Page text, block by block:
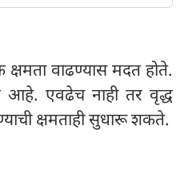
वाढण्यास मदत होते.
आहे. एवढेच नाही तर वृद्ध
क्षमताही सुधारू शकते.